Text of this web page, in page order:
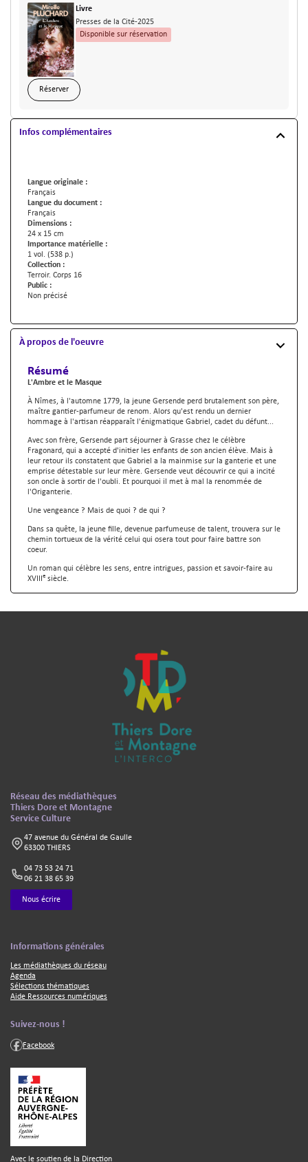
Type de support matériel
Livre
Editeur
Presses de la Cité-2025
Disponible sur réservation
Réserver
Infos complémentaires
Langue originale :
Français
Langue du document :
Français
Dimensions :
24 x 15 cm
Importance matérielle :
1 vol. (538 p.)
Collection :
Terroir. Corps 16
Public :
Non précisé
À propos de l'oeuvre
Résumé
L'Ambre et le Masque
À Nîmes, à l'automne 1779, la jeune Gersende perd brutalement son père,
maître gantier-parfumeur de renom. Alors qu'est rendu un dernier
hommage à l'artisan réapparaît l'énigmatique Gabriel, cadet du défunt...
Avec son frère, Gersende part séjourner à Grasse chez le célèbre
Fragonard, qui a accepté d'initier les enfants de son ancien élève. Mais à
leur retour ils constatent que Gabriel a la mainmise sur la ganterie et une
emprise détestable sur leur mère. Gersende veut découvrir ce qui a incité
son oncle à sortir de l'oubli. Et pourquoi il met à mal la renommée de
l'Origanterie.
Une vengeance ? Mais de quoi ? de qui ?
Dans sa quête, la jeune fille, devenue parfumeuse de talent, trouvera sur le
chemin tortueux de la vérité celui qui osera tout pour faire battre son
coeur.
Un roman qui célèbre les sens, entre intrigues, passion et savoir-faire au
XVIII
e siècle.
Texte
Réseau des médiathèques
Thiers Dore et Montagne
Service Culture
47 avenue du Général de Gaulle
63300 THIERS
04 73 53 24 71
06 21 38 65 39
Nous écrire
Texte
Informations générales
Les médiathèques du réseau
Agenda
Sélections thématiques
Aide Ressources numériques
Texte
Suivez-nous !
Facebook
Avec le soutien de la Direction